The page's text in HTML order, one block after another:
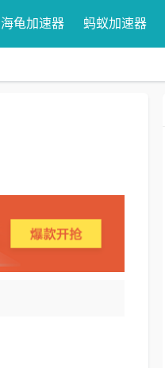
海龟加速器 蚂蚁加速器